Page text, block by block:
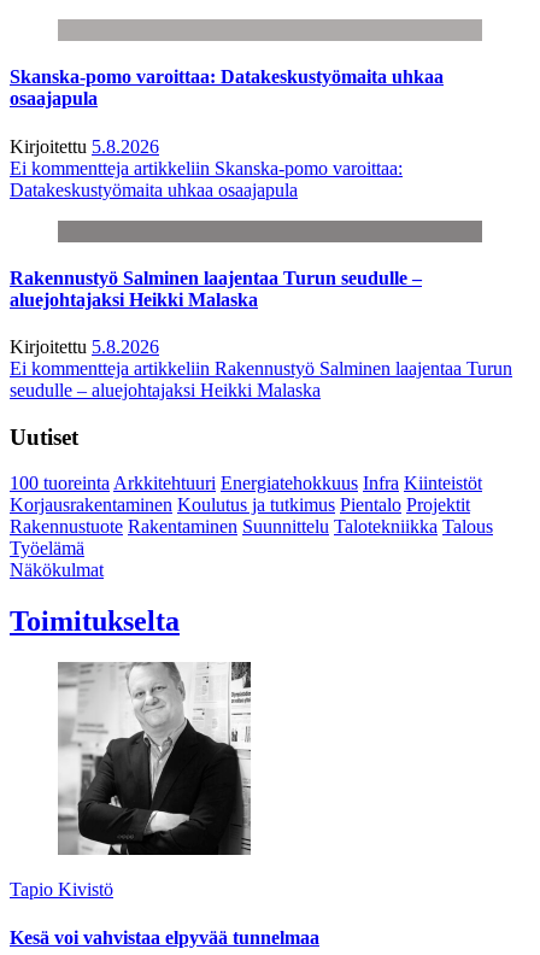
Skanska-pomo varoittaa: Datakeskustyömaita uhkaa
osaajapula
Kirjoitettu 5.8.2026
Ei kommentteja artikkeliin Skanska-pomo varoittaa:
Datakeskustyömaita uhkaa osaajapula
Rakennustyö Salminen laajentaa Turun seudulle –
aluejohtajaksi Heikki Malaska
Kirjoitettu 5.8.2026
Ei kommentteja artikkeliin Rakennustyö Salminen laajentaa Turun
seudulle – aluejohtajaksi Heikki Malaska
Uutiset
100 tuoreintaArkkitehtuuri Energiatehokkuus Infra Kiinteistöt
Korjausrakentaminen Koulutus ja tutkimus Pientalo Projektit
Rakennustuote Rakentaminen Suunnittelu Talotekniikka Talous
Työelämä
Näkökulmat
Toimitukselta
Tapio Kivistö
Kesä voi vahvistaa elpyvää tunnelmaa